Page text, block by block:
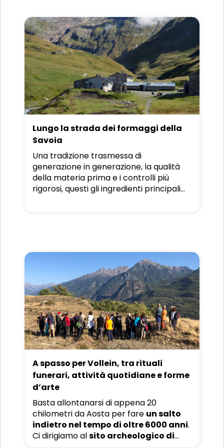
un’escursione di livello facile dunque
adatta a molti appassionati e neofiti
desiderosi discoprire i paesaggi e i
borghi del Parco Naturale Regionale
del Queyras
Lungo la strada dei formaggi della
Savoia
Una tradizione trasmessa di
generazione in generazione, la qualità
della materia prima e i controlli più
rigorosi, questi gli ingredienti principali
di impegno e dedizione che rende il
formaggio protagonista indiscusso di
queste zone.
A spasso per Vollein, tra rituali
funerari, attività quotidiane e forme
d’arte
Basta allontanarsi di appena 20
chilometri da Aosta per fare un salto
indietro nel tempo di oltre 6000 anni.
Ci dirigiamo alsito archeologico di